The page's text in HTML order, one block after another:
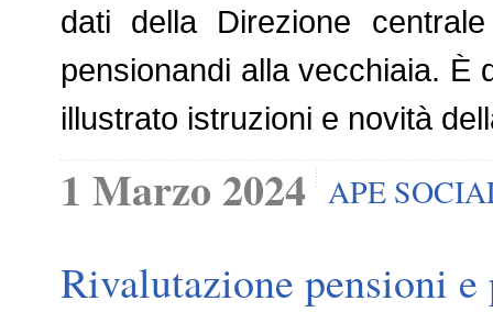
dati della Direzione
pensionandi alla vecchiaia. È
illustrato istruzioni e novità
1 Marzo 2024 APE
Rivalutazione pensioni